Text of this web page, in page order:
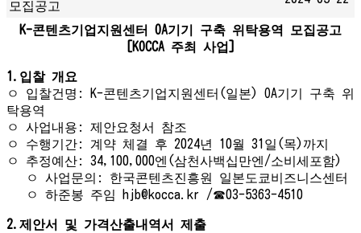
모집공고
K-콘텐츠기업지원센터 OA기기 구축 위탁용역 모집공고
[KOCCA 주최 사업]
1.입찰 개요
ㅇ 입찰건명: K-콘텐츠기업지원센터(일본) OA기기 구축 위
탁용역
ㅇ 사업내용: 제안요청서 참조
ㅇ 수행기간: 계약 체결 후 2024년 10월 31일(목)까지
ㅇ 추정예산: 34,100,000엔(삼천사백십만엔/소비세포함)
ㅇ 사업문의: 한국콘텐츠진흥원 일본도쿄비즈니스센터
ㅇ 하준봉 주임 hjb@kocca.kr /☎03-5363-4510
2.제안서 및 가격산출내역서 제출